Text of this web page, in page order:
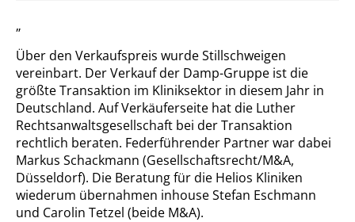
„
Über den Verkaufspreis wurde Stillschweigen
vereinbart. Der Verkauf der Damp-Gruppe ist die
größte Transaktion im Kliniksektor in diesem Jahr in
Deutschland. Auf Verkäuferseite hat die Luther
Rechtsanwaltsgesellschaft bei der Transaktion
rechtlich beraten. Federführender Partner war dabei
Markus Schackmann (Gesellschaftsrecht/M&A,
Düsseldorf). Die Beratung für die Helios Kliniken
wiederum übernahmen inhouse Stefan Eschmann
und Carolin Tetzel (beide M&A).